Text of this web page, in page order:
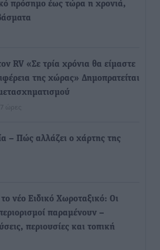
πρόσημο έως τώρα η χρονιά,
RV «Σε τρία χρόνια θα είμαστε
της χώρας» Δημοπρατείται
ώρες
– Πώς αλλάζει ο χάρτης της
νέο Ειδικό Χωροταξικό: Οι
παραμένουν –
περιουσίες και τοπική